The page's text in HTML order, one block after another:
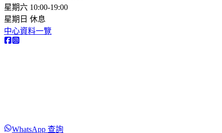
星期六 10:00-19:00
星期日 休息
中心資料一覽
WhatsApp 查詢